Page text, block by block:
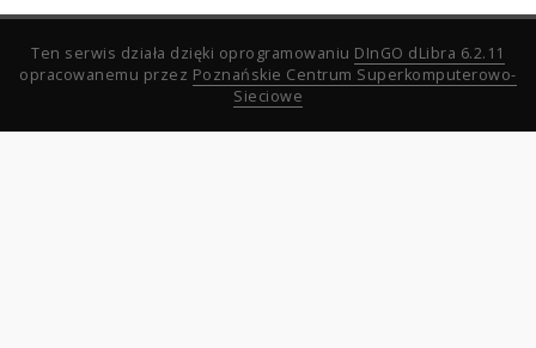
Ten serwis działa dzięki oprogramowaniu DInGO dLibra 6.2.11
opracowanemu przez Poznańskie Centrum Superkomputerowo-
Sieciowe